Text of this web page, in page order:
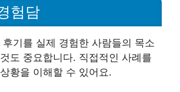
험담
기를 실제 경험한 사람들의 목소
도 중요합니다. 직접적인 사례를
황을 이해할 수 있어요.